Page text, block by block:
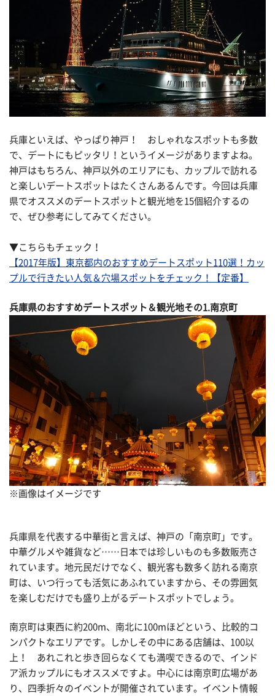
兵庫といえば、やっぱり神戸！ おしゃれなスポットも多数
で、デートにもピッタリ！というイメージがありますよね。
神戸はもちろん、神戸以外のエリアにも、カップルで訪れる
と楽しいデートスポットはたくさんあるんです。今回は兵庫
県でオススメのデートスポットと観光地を15個紹介するの
で、ぜひ参考にしてみてください。
▼こちらもチェック！
【2017年版】東京都内のおすすめデートスポット110選！カッ
プルで行きたい人気＆穴場スポットをチェック！【定番】
兵庫県のおすすめデートスポット＆観光地その1.南京町
※画像はイメージです
兵庫県を代表する中華街と言えば、神戸の「南京町」です。
中華グルメや雑貨など……日本では珍しいものも多数販売さ
れています。地元民だけでなく、観光客も数多く訪れる南京
町は、いつ行っても活気にあふれていますから、その雰囲気
を楽しむだけでも盛り上がるデートスポットでしょう。
南京町は東西に約200m、南北に100mほどという、比較的コ
ンパクトなエリアです。しかしその中にある店舗は、100以
上！ あれこれと歩き回らなくても満喫できるので、インド
ア派カップルにもオススメですよ。中心には南京町広場があ
り、四季折々のイベントが開催されています。イベント情報